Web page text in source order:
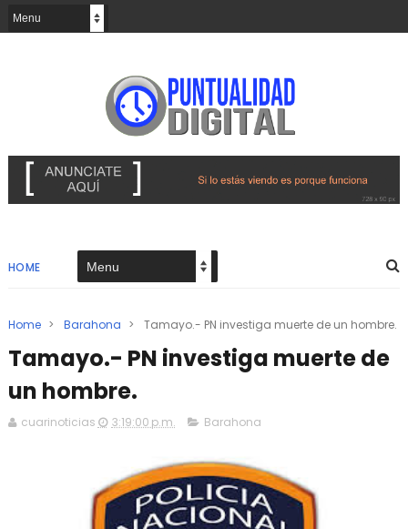
HOME
Home > Barahona > Tamayo.- PN investiga muerte de un hombre.
Tamayo.- PN investiga muerte de
un hombre.
cuarinoticias 3:19:00 p.m. Barahona